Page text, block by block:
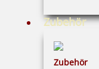
Zubehör
Zubehör